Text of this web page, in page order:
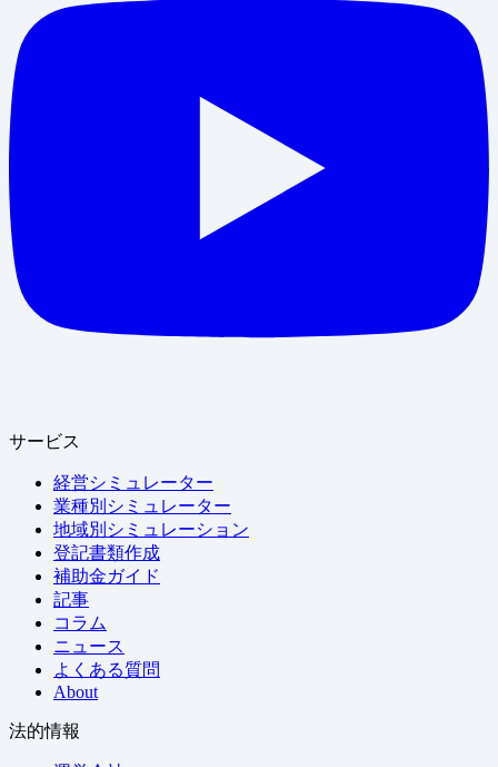
サービス
経営シミュレーター
業種別シミュレーター
地域別シミュレーション
登記書類作成
補助金ガイド
記事
コラム
ニュース
よくある質問
About
法的情報